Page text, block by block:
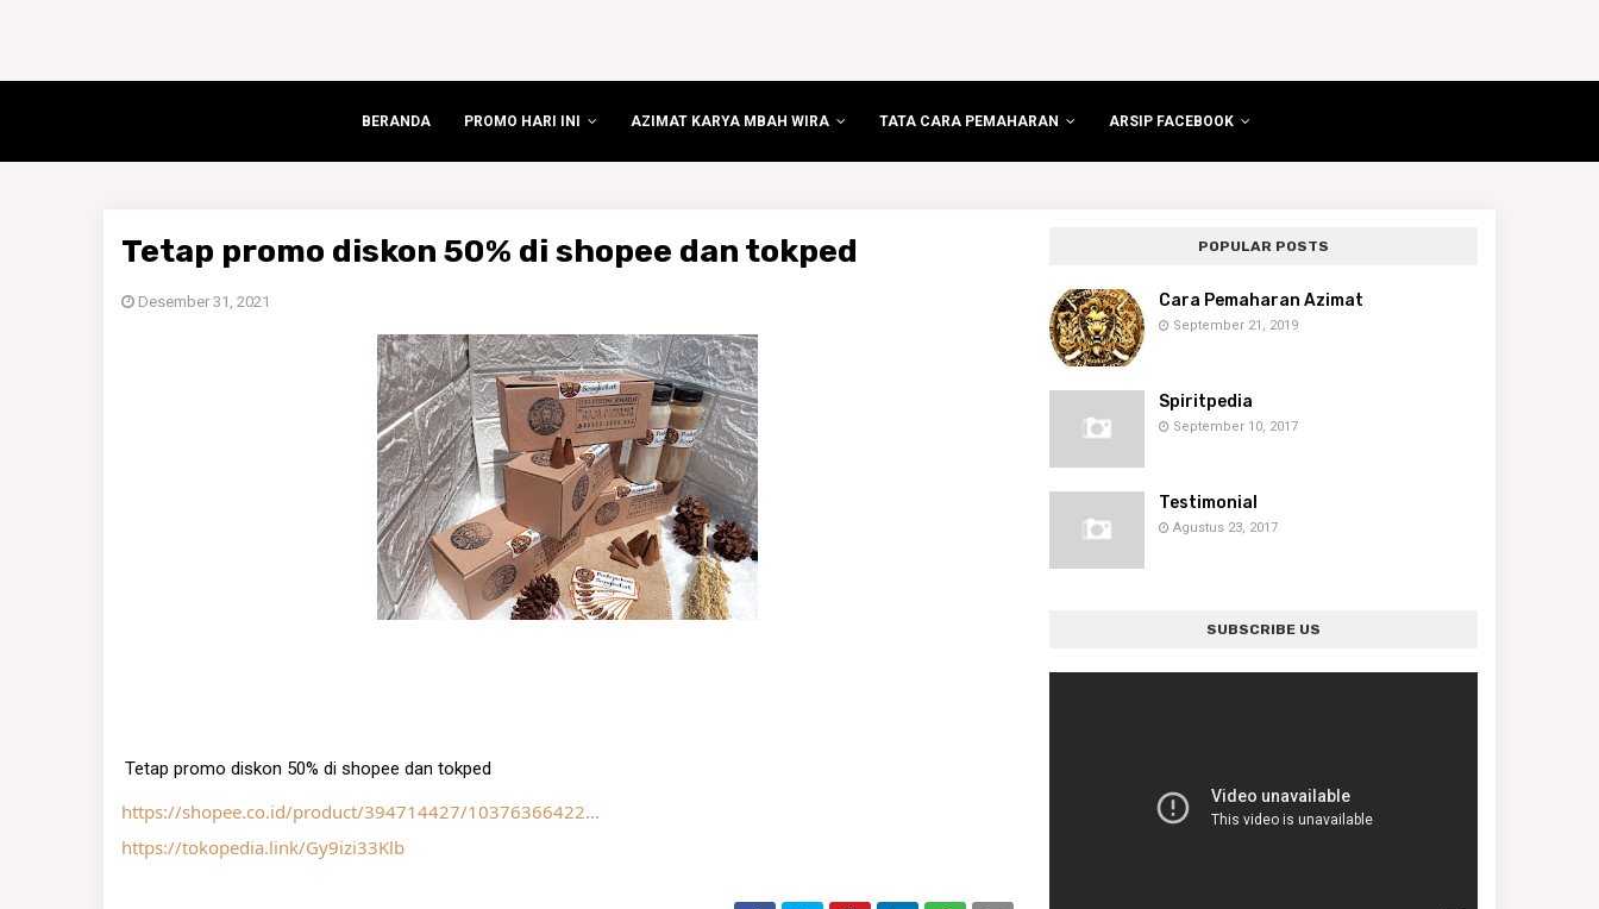
BERANDA PROMO HARI INI AZIMAT KARYA MBAH WIRA TATA CARA PEMAHARAN ARSIP FACEBOOK
Tetap promo diskon 50% di shopee dan tokped
Desember 31, 2021
Tetap promo diskon 50% di shopee dan tokped
https://shopee.co.id/product/394714427/10376366422...
https://tokopedia.link/Gy9izi33Klb
POPULAR POSTS
Cara Pemaharan Azimat
September 21, 2019
Spiritpedia
September 10, 2017
Testimonial
Agustus 23, 2017
SUBSCRIBE US